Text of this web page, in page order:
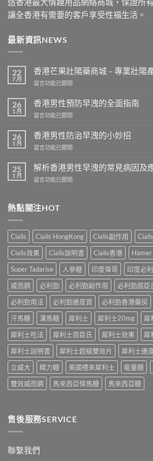
讓全香港有需要的客戶享受性福生活。
最新資訊NEWS
22
7 月
香港芒果壯陽藥商城 – 專業壯陽
在
港
芒
果
陽
藥
商
–
專
陽
產
購
物
平
台〉
中
留言功能已關閉
26
1 月
香港男性預防早洩的全面指南
在
港
男
性
防
早
洩
面
中
留言功能已關閉
26
1 月
香港男性防治早洩的小妙招
在
港
男
性
早
小
妙
招〉
中
留言功能已關閉
25
1 月
解析香港男性早洩的常見病因及
在
香
港
性
早
洩
的
常
見
因
及
應
之
道〉
中
留言功能已關閉
熱點關注HOT
Cialis Cialis HongKong Cialis副作用
Cialis效果
Cialis說明書 Cialis香港
Super Tadarise
人參糖 印度偉哥
印度必
威而鋼
必利勁 必利勁副作用 必利勁屈臣
必利勁用法
必利勁邊度買 必利勁香港藥房
汗馬糖
漢馬糖 犀利士 犀利士20mg
犀
犀利士吃法
犀利士屈臣氏 犀利士效果
犀
犀利士說明書
犀利士超級雙效片 犀利士邊
立威大
精力糖 美國禮來犀利士 能量糖
雙效威而鋼
馬來西亞悍馬糖 馬來西亞糖
售後服務SERVICE
聯繫我們